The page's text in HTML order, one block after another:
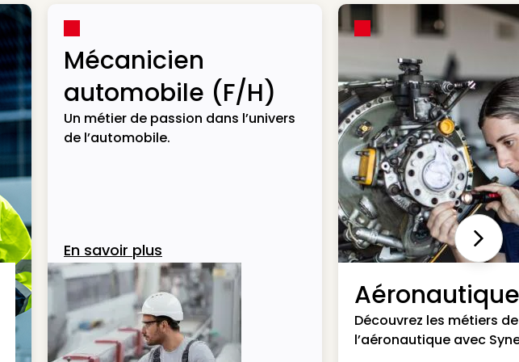
Mécanicien
automobile (F/H)
Un métier de passion dans l’univers
de l’automobile.
En savoir plus
Aéronautique
Découvrez les métiers de
l’aéronautique avec
Next